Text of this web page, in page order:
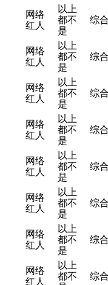
网络
红人
以上
都不
是
综
网络
红人
以上
都不
是
综
网络
红人
以上
都不
是
综
网络
红人
以上
都不
是
综
网络
红人
以上
都不
是
综
网络
红人
以上
都不
是
综
网络
红人
以上
都不
是
综
网络
红人
以上
都不
综